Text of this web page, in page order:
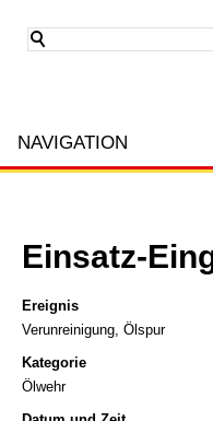
NAVIGATION
Einsatz-
Ereignis
Verunreinigung, Ölspur
Kategorie
Ölwehr